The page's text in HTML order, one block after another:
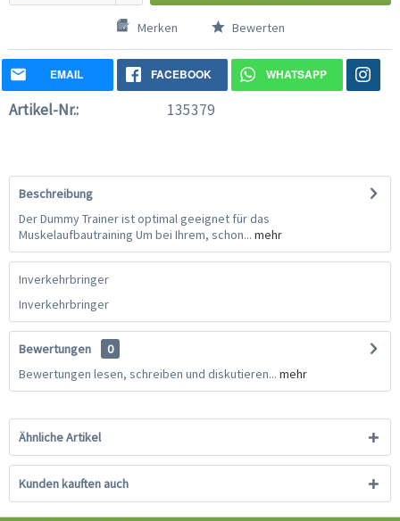
Merken Bewerten
EMAIL FACEBOOK WHATSAPP
Artikel-Nr.: 135379
Beschreibung
Der Dummy Trainer ist optimal geeignet für das
Muskelaufbautraining Um bei Ihrem, schon... mehr
Inverkehrbringer
Inverkehrbringer
Bewertungen
0
Bewertungen lesen, schreiben und diskutieren... mehr
Ähnliche Artikel
Kunden kauften auch